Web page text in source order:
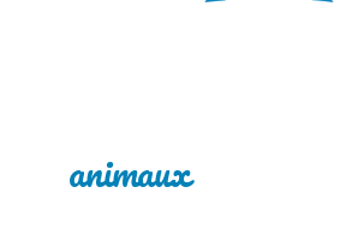
animaux